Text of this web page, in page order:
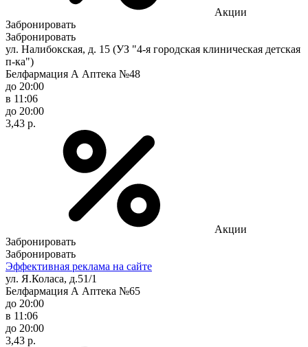
Акции
Забронировать
Забронировать
ул. Налибокская, д. 15 (УЗ "4-я городская клиническая детская
п-ка")
Белфармация А Аптека №48
до 20:00
в 11:06
до 20:00
3,43 р.
Акции
Забронировать
Забронировать
Эффективная реклама на сайте
ул. Я.Коласа, д.51/1
Белфармация А Аптека №65
до 20:00
в 11:06
до 20:00
3,43 р.